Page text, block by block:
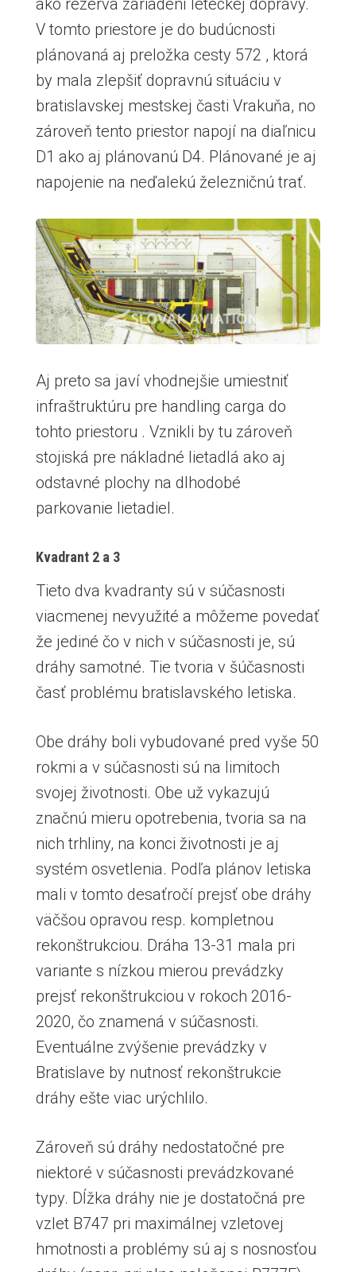
ako rezerva zariadení leteckej dopravy.
V tomto priestore je do budúcnosti
plánovaná aj preložka cesty 572 , ktorá
by mala zlepšiť dopravnú situáciu v
bratislavskej mestskej časti Vrakuňa, no
zároveň tento priestor napojí na diaľnicu
D1 ako aj plánovanú D4. Plánované je aj
napojenie na neďalekú železničnú trať.
Aj preto sa javí vhodnejšie umiestniť
infraštruktúru pre handling carga do
tohto priestoru . Vznikli by tu zároveň
stojiská pre nákladné lietadlá ako aj
odstavné plochy na dlhodobé
parkovanie lietadiel.
Kvadrant 2 a 3
Tieto dva kvadranty sú v súčasnosti
viacmenej nevyužité a môžeme povedať
že jediné čo v nich v súčasnosti je, sú
dráhy samotné. Tie tvoria v šúčasnosti
časť problému bratislavského letiska.
Obe dráhy boli vybudované pred vyše 50
rokmi a v súčasnosti sú na limitoch
svojej životnosti. Obe už vykazujú
značnú mieru opotrebenia, tvoria sa na
nich trhliny, na konci životnosti je aj
systém osvetlenia. Podľa plánov letiska
mali v tomto desaťročí prejsť obe dráhy
väčšou opravou resp. kompletnou
rekonštrukciou. Dráha 13-31 mala pri
variante s nízkou mierou prevádzky
prejsť rekonštrukciou v rokoch 2016-
2020, čo znamená v súčasnosti.
Eventuálne zvýšenie prevádzky v
Bratislave by nutnosť rekonštrukcie
dráhy ešte viac urýchlilo.
Zároveň sú dráhy nedostatočné pre
niektoré v súčasnosti prevádzkované
typy. Dĺžka dráhy nie je dostatočná pre
vzlet B747 pri maximálnej vzletovej
hmotnosti a problémy sú aj s nosnosťou